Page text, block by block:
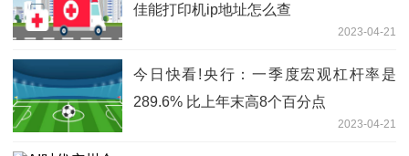
佳能打印机ip地址怎么查
2023-04-21
今日快看!央行：一季度宏观杠杆率是
289.6% 比上年末高8个百分点
2023-04-21